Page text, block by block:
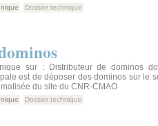
Dossier technique
sur : Distributeur de dominos
est de déposer des dominos sur le
du site du CNR-CMAO
Dossier technique